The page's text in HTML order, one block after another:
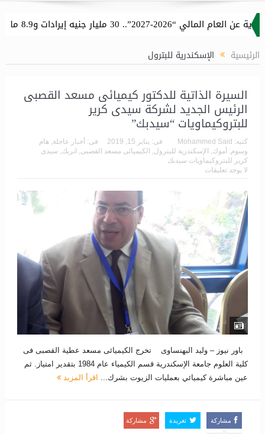
وصادرات بـ14.7 مليار جنيه
إلى الاثنين معًا؟الرئيسية الإسكندرية للبترول
السيرة الذاتية للدكتور كيميائى مسعد القصبى
الرئيس الجديد لشركة سيدى كرير
للبتروكيماويات “سيدبك”
كتبه: Mohammed Said فى: يناير 15, 2019 فى: أخبار عاجلة هام
وسوم: أموك الإسكندرية للبترول الكيميائى مسعد القصبى انربك سيدى
كرير للبتروكيماويات سيدبك
لا يوجد تعليقات
باور نيوز – وليد البهنساوى تخرج الكيميائى مسعد عطية القصبى فى
كلية العلوم جامعة الإسكندرية قسم الكيمياء عام 1984 بتقدير امتياز. ثم
عين مباشرة كيميائي بعمليات الزيوت بشرك... اقرأ المزيد
مشاركة تغريدة مشاركة